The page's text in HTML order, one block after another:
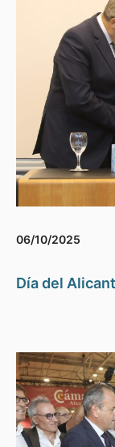
06/10/2025
Día del